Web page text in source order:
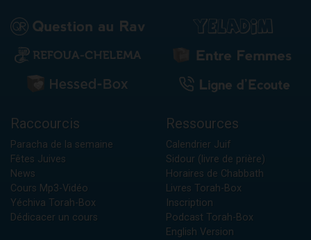
Raccourcis
Paracha de la semaine
Fêtes Juives
News
Cours Mp3-Vidéo
Yéchiva Torah-Box
Dédicacer un cours
Ressources
Calendrier Juif
Sidour (livre de prière)
Horaires de Chabbath
Livres Torah-Box
Inscription
Podcast Torah-Box
English Version